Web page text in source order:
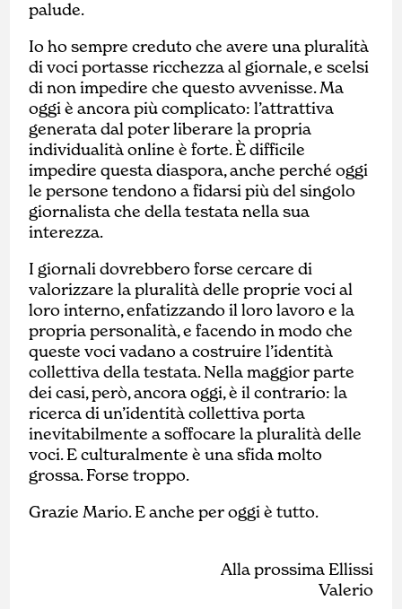
palude.
Io ho sempre creduto che avere una pluralità
di voci portasse ricchezza al giornale, e scelsi
di non impedire che questo avvenisse. Ma
oggi è ancora più complicato: l’attrattiva
generata dal poter liberare la propria
individualità online è forte. È difficile
impedire questa diaspora, anche perché oggi
le persone tendono a fidarsi più del singolo
giornalista che della testata nella sua
interezza.
I giornali dovrebbero forse cercare di
valorizzare la pluralità delle proprie voci al
loro interno, enfatizzando il loro lavoro e la
propria personalità, e facendo in modo che
queste voci vadano a costruire l’identità
collettiva della testata. Nella maggior parte
dei casi, però, ancora oggi, è il contrario: la
ricerca di un’identità collettiva porta
inevitabilmente a soffocare la pluralità delle
voci. E culturalmente è una sfida molto
grossa. Forse troppo.
Grazie Mario. E anche per oggi è tutto.
Alla prossima Ellissi
Valerio